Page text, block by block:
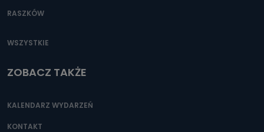
RASZKÓW
WSZYSTKIE
ZOBACZ TAKŻE
KALENDARZ WYDARZEŃ
KONTAKT